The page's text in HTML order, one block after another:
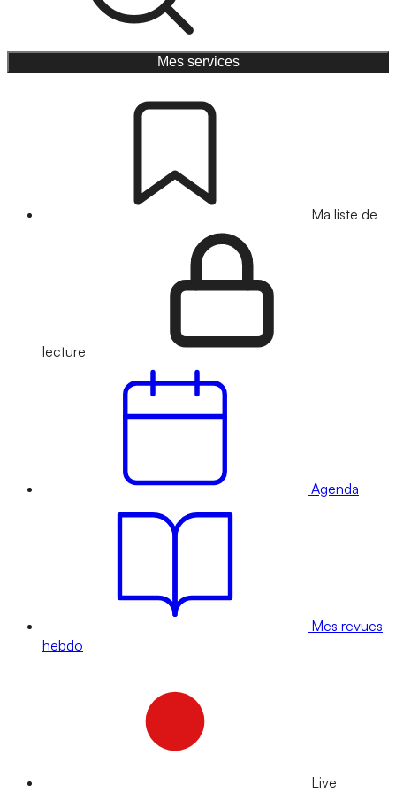
Mes services
Ma liste de
lecture
Agenda
Mes revues
hebdo
Live